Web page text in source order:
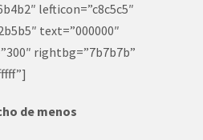
lefticon=”c8c5c5″
text=”000000″
rightbg=”7b7b7b”
de menos